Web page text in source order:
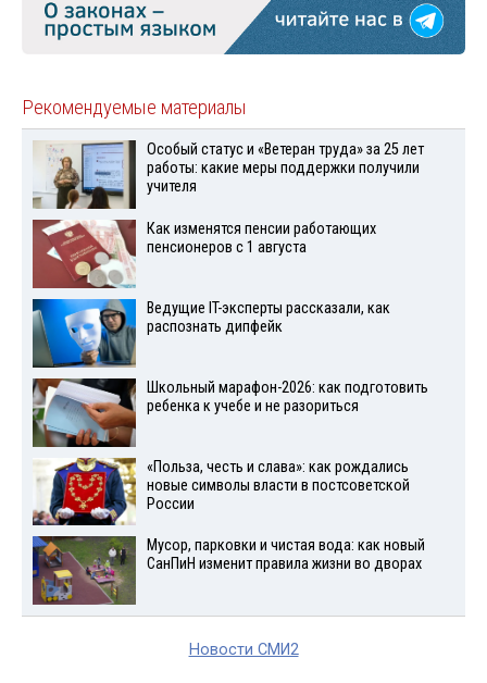
Рекомендуемые материалы
Особый статус и «Ветеран труда» за 25 лет
работы: какие меры поддержки получили
учителя
Как изменятся пенсии работающих
пенсионеров с 1 августа
Ведущие IT-эксперты рассказали, как
распознать дипфейк
Школьный марафон-2026: как подготовить
ребенка к учебе и не разориться
«Польза, честь и слава»: как рождались
новые символы власти в постсоветской
России
Мусор, парковки и чистая вода: как новый
СанПиН изменит правила жизни во дворах
Новости СМИ2